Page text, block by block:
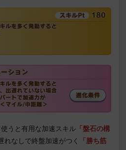
うと有用な加速スキル 「盤石の構
れなしで終盤加速がつく
「勝ち筋